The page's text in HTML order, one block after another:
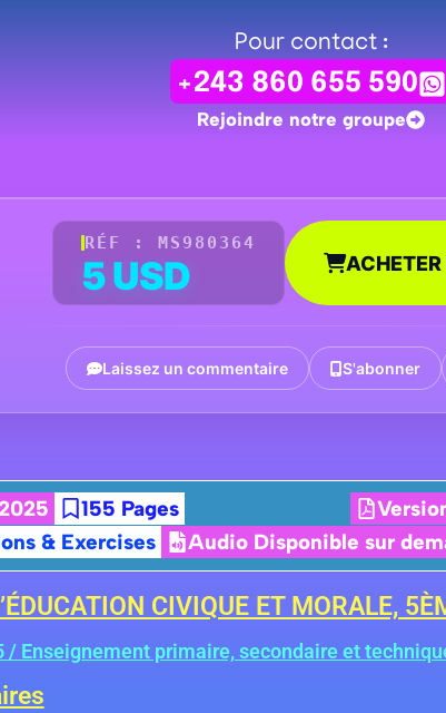
Pour contact :
+243 860 655 590
Rejoindre notre groupe
RÉF : MS980364
5 USD ACHETER
Laissez un commentaire S'abonner
155 Pages
& Exercises Audio Disponible sur
CIVIQUE ET MORALE,
/ Enseignement primaire, secondaire et